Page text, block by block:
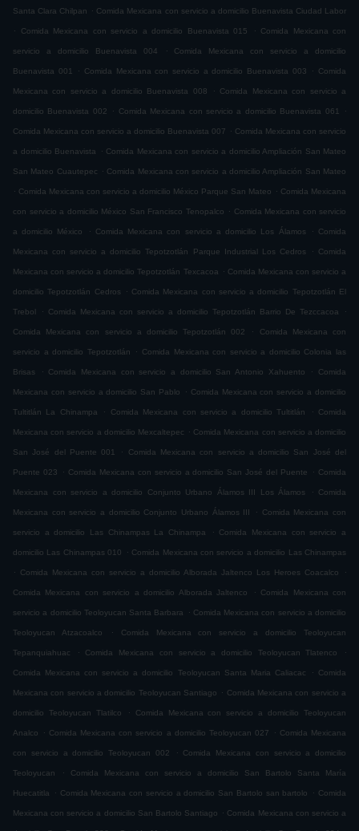
Santa Clara Chilpan . Comida Mexicana con servicio a domicilio Buenavista Ciudad Labor
.
Comida Mexicana con servicio a domicilio Buenavista 015 . Comida Mexicana con
servicio a domicilio Buenavista 004 . Comida Mexicana con servicio a domicilio
Buenavista 001 . Comida Mexicana con servicio a domicilio Buenavista 003 . Comida
Mexicana con servicio a domicilio Buenavista 008 . Comida Mexicana con servicio a
domicilio Buenavista 002 . Comida Mexicana con servicio a domicilio Buenavista 061 .
Comida Mexicana con servicio a domicilio Buenavista 007 . Comida Mexicana con servicio
a domicilio Buenavista . Comida Mexicana con servicio a domicilio Ampliación San Mateo
San Mateo Cuautepec . Comida Mexicana con servicio a domicilio Ampliación San Mateo
. Comida Mexicana con servicio a domicilio México Parque San Mateo . Comida Mexicana
con servicio a domicilio México San Francisco Tenopalco . Comida Mexicana con servicio
a domicilio México . Comida Mexicana con servicio a domicilio Los Álamos . Comida
Mexicana con servicio a domicilio Tepotzotlán Parque Industrial Los Cedros . Comida
Mexicana con servicio a domicilio Tepotzotlán Texcacoa . Comida Mexicana con servicio a
domicilio Tepotzotlán Cedros . Comida Mexicana con servicio a domicilio Tepotzotlán El
Trebol . Comida Mexicana con servicio a domicilio Tepotzotlán Barrio De Tezccacoa .
Comida Mexicana con servicio a domicilio Tepotzotlán 002 . Comida Mexicana con
servicio a domicilio Tepotzotlán . Comida Mexicana con servicio a domicilio Colonia las
Brisas . Comida Mexicana con servicio a domicilio San Antonio Xahuento . Comida
Mexicana con servicio a domicilio San Pablo . Comida Mexicana con servicio a domicilio
Tultitlán La Chinampa . Comida Mexicana con servicio a domicilio Tultitlán . Comida
Mexicana con servicio a domicilio Mexcaltepec . Comida Mexicana con servicio a domicilio
San José del Puente 001 . Comida Mexicana con servicio a domicilio San José del
Puente 023 . Comida Mexicana con servicio a domicilio San José del Puente . Comida
Mexicana con servicio a domicilio Conjunto Urbano Álamos III Los Álamos . Comida
Mexicana con servicio a domicilio Conjunto Urbano Álamos III . Comida Mexicana con
servicio a domicilio Las Chinampas La Chinampa . Comida Mexicana con servicio a
domicilio Las Chinampas 010 . Comida Mexicana con servicio a domicilio Las Chinampas
.
Comida Mexicana con servicio a domicilio Alborada Jaltenco Los Heroes Coacalco .
Comida Mexicana con servicio a domicilio Alborada Jaltenco . Comida Mexicana con
servicio a domicilio Teoloyucan Santa Barbara . Comida Mexicana con servicio a domicilio
Teoloyucan Atzacoalco . Comida Mexicana con servicio a domicilio Teoloyucan
Tepanquiahuac . Comida Mexicana con servicio a domicilio Teoloyucan Tlatenco .
Comida Mexicana con servicio a domicilio Teoloyucan Santa Maria Caliacac . Comida
Mexicana con servicio a domicilio Teoloyucan Santiago . Comida Mexicana con servicio a
domicilio Teoloyucan Tlatilco . Comida Mexicana con servicio a domicilio Teoloyucan
Analco . Comida Mexicana con servicio a domicilio Teoloyucan 027 . Comida Mexicana
con servicio a domicilio Teoloyucan 002 . Comida Mexicana con servicio a domicilio
Teoloyucan . Comida Mexicana con servicio a domicilio San Bartolo Santa María
Huecatitla . Comida Mexicana con servicio a domicilio San Bartolo san bartolo . Comida
Mexicana con servicio a domicilio San Bartolo Santiago . Comida Mexicana con servicio a